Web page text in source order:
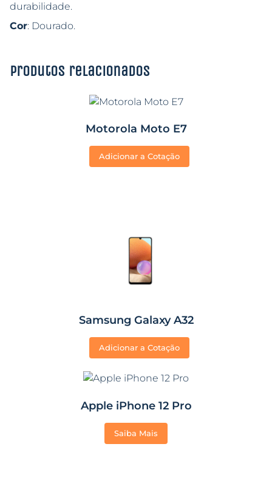
durabilidade.
Cor: Dourado.
Produtos relacionados
Motorola Moto E7
Adicionar a Cotação
Samsung Galaxy A32
Adicionar a Cotação
Apple iPhone 12 Pro
Saiba Mais